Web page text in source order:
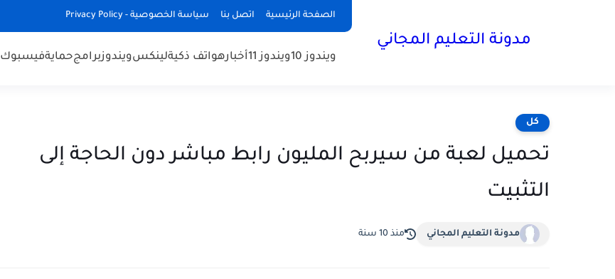
الصفحة الرئيسية اتصل بنا سياسة الخصوصية - Privacy Policy
مدونة التعليم المجاني
ويندوز 10 ويندوز 11 أخبارهواتف ذكيةلينكسويندوزبرامجحمايةفيسبوك
كل
تحميل لعبة من سيربح المليون رابط مباشر دون الحاجة إلى
التثبيت
مدونة التعليم المجاني منذ 10 سنة